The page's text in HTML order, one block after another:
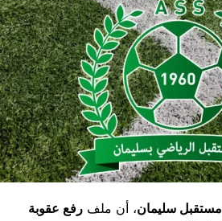
مستقبل سليمان، أن ملف رفع عقوبة